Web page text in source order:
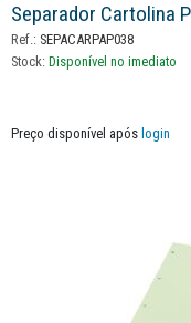
Separador Cartolina
Ref.: SEPACARPAP038
Stock: Disponível no imediato
Preço disponível após login